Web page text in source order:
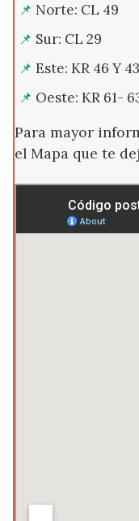
Norte: CL 49
Sur: CL 29
Este: KR 46 Y
Oeste: KR 61-
Para mayor
el Mapa que te